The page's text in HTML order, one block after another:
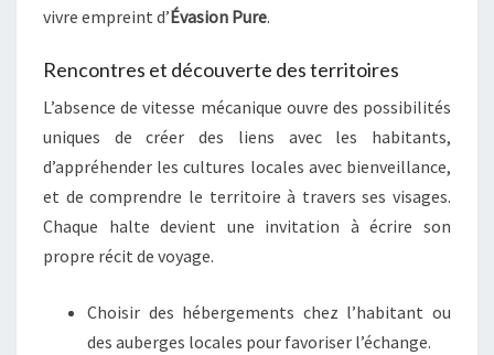
vivre empreint d’Évasion Pure.
Rencontres et découverte des territoires
L’absence de vitesse mécanique ouvre des possibilités
uniques de créer des liens avec les habitants,
d’appréhender les cultures locales avec bienveillance,
et de comprendre le territoire à travers ses visages.
Chaque halte devient une invitation à écrire son
propre récit de voyage.
Choisir des hébergements chez l’habitant ou
des auberges locales pour favoriser l’échange.